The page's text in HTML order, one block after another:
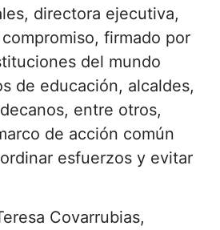
directora ejecutiva,
firmado por
del mundo
de educación, alcaldes,
entre otros,
de acción común
esfuerzos y evitar
Covarrubias,